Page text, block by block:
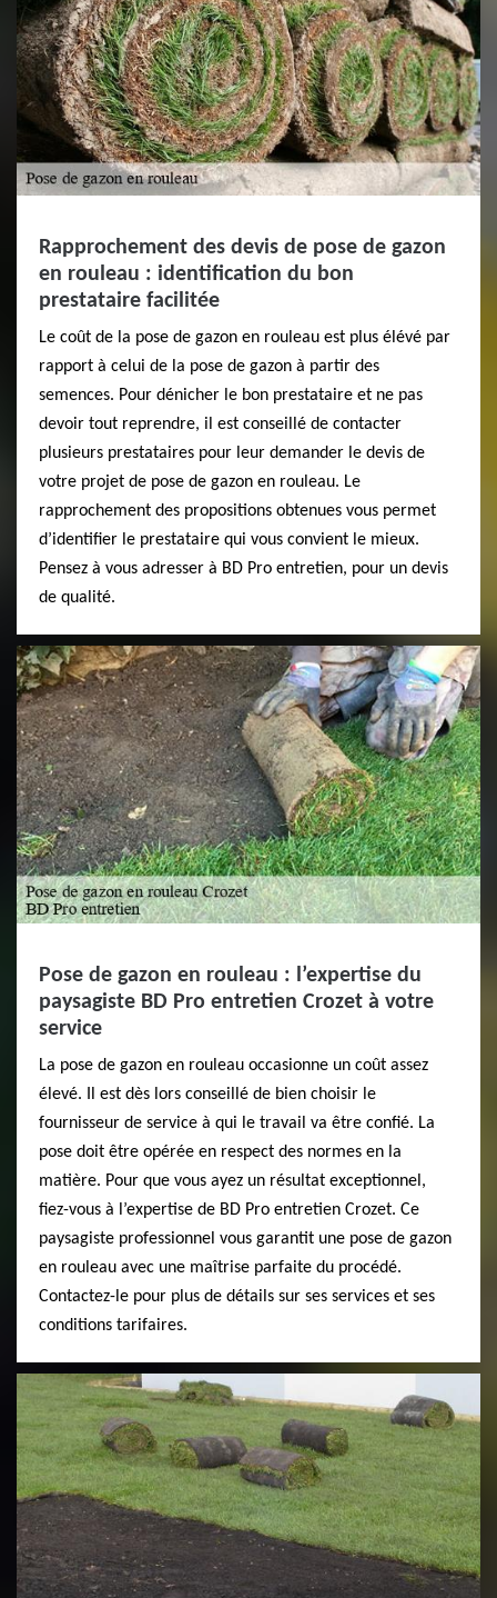
Rapprochement des devis de pose de gazon
en rouleau : identification du bon
prestataire facilitée
Le coût de la pose de gazon en rouleau est plus élévé par
rapport à celui de la pose de gazon à partir des
semences. Pour dénicher le bon prestataire et ne pas
devoir tout reprendre, il est conseillé de contacter
plusieurs prestataires pour leur demander le devis de
votre projet de pose de gazon en rouleau. Le
rapprochement des propositions obtenues vous permet
d’identifier le prestataire qui vous convient le mieux.
Pensez à vous adresser à BD Pro entretien, pour un devis
de qualité.
Pose de gazon en rouleau : l’expertise du
paysagiste BD Pro entretien Crozet à votre
service
La pose de gazon en rouleau occasionne un coût assez
élevé. Il est dès lors conseillé de bien choisir le
fournisseur de service à qui le travail va être confié. La
pose doit être opérée en respect des normes en la
matière. Pour que vous ayez un résultat exceptionnel,
fiez-vous à l’expertise de BD Pro entretien Crozet. Ce
paysagiste professionnel vous garantit une pose de gazon
en rouleau avec une maîtrise parfaite du procédé.
Contactez-le pour plus de détails sur ses services et ses
conditions tarifaires.